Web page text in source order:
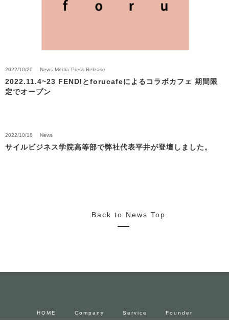
2022/10/20 News Media Press Release
2022.11.4~23 FENDIとforucafeによるコラボカフェ 期間限
定でオープン